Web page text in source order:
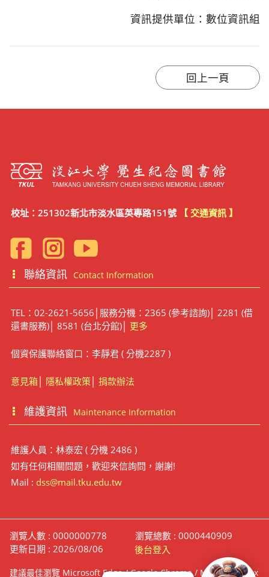
資訊提供單位：數位資訊組
校址：251302新北市淡水區英專路151號 【 交通資訊 】
聯絡資訊 Contact Information
TEL：02-2621-5656│服務分機：2365 (參考諮詢)│ 2281 (借
還書服務)│ 8581 (台北分館)│ 更多
個資保護聯絡窗口：李靜君 ( 分機2287 )
意見箱│ 隱私權政策│ 捐款辦法
維護資訊 Maintenance Information
維護人員：林泰宏 ( 分機 2486 )
如有任何相關問題，歡迎來信詢問，謝謝!
Mail : dss@mail.tku.edu.tw
瀏覽人數 : 0000000778
瀏覽總數 : 0000440909
更新日期 : 2026/08/06
後台登入
建議最佳瀏覽 Microsoft Edge / Google Chrome / Mozilla Firefox